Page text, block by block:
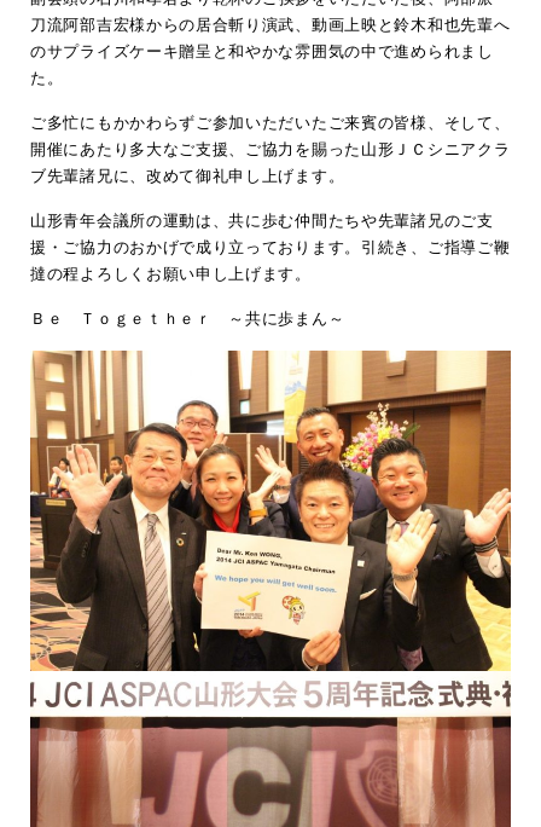
刀流阿部吉宏様からの居合斬り演武、動画上映と鈴木和也先輩へ
のサプライズケーキ贈呈と和やかな雰囲気の中で進められま し
た。
ご多忙にもかかわらずご参加いただいたご来賓の皆様、そして、
開催にあたり多大なご支援、ご協力を賜った山形ＪＣシニアクラ
ブ先輩諸兄に、改めて御礼申し上げます。
山形青年会議所の運動は、共に歩む仲間たちや先輩諸兄のご支
援・ご協力のおかげで成り立っております。引続き、ご指導ご鞭
撻の程よろしくお願い申し上げます。
Ｂｅ Ｔｏｇｅｔｈｅｒ ～共に歩まん～